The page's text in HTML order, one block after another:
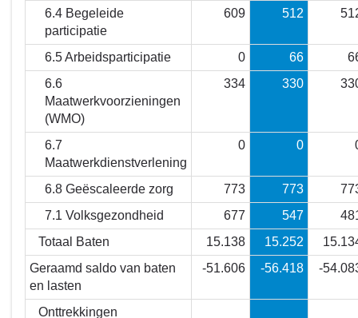
6.4 Begeleide
participatie
609 512
6.5 Arbeidsparticipatie 0 66
6.6
Maatwerkvoorzieningen
(WMO)
334 330
6.7
Maatwerkdienstverlening
0 0
6.8 Geëscaleerde zorg 773 773
7.1 Volksgezondheid
677 547
Totaal Baten
15.138 15.252
Geraamd saldo van baten
en lasten
-51.606 -56.418 -
Onttrekkingen